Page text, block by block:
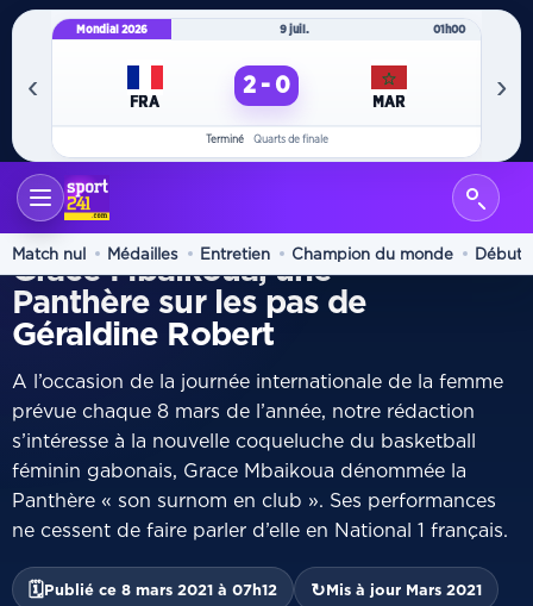
‹
Mondial 2026 9 juil. 01h00
FRA
2 - 0
MAR
Terminé Quarts de finale
›
Match nul Médailles Entretien Champion du monde Début
ACCUEIL
PORTRAIT
Grace Mbaikoua, une
Panthère sur les pas de
Géraldine Robert
A l’occasion de la journée internationale de la femme
prévue chaque 8 mars de l’année, notre rédaction
s’intéresse à la nouvelle coqueluche du basketball
féminin gabonais, Grace Mbaikoua dénommée la
Panthère « son surnom en club ». Ses performances
ne cessent de faire parler d’elle en National 1 français.
🗓Publié ce 8 mars 2021 à 07h12 ↻Mis à jour Mars 2021